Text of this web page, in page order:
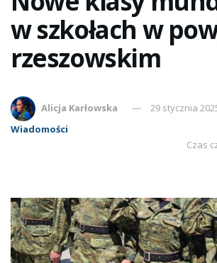
w szkołach w
rzeszowskim
Alicja Karłowska
29 stycznia
Wiadomości
Czas